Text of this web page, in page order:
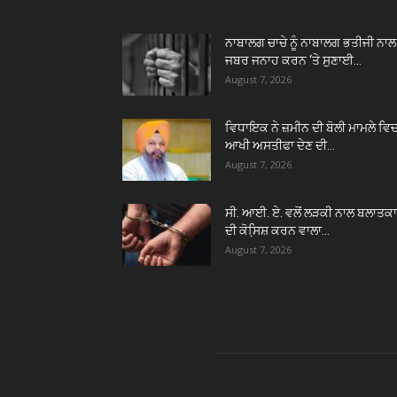
ਨਾਬਾਲਗ ਚਾਚੇ ਨੂੰ ਨਾਬਾਲਗ ਭਤੀਜੀ ਨਾਲ
ਜਬਰ ਜਨਾਹ ਕਰਨ ‘ਤੇ ਸੁਣਾਈ...
August 7, 2026
ਵਿਧਾਇਕ ਨੇ ਜ਼ਮੀਨ ਦੀ ਬੋਲੀ ਮਾਮਲੇ
ਆਖੀ ਅਸਤੀਫਾ ਦੇਣ ਦੀ...
August 7, 2026
ਸੀ. ਆਈ. ਏ. ਵਲੋਂ ਲੜਕੀ ਨਾਲ
ਦੀ ਕੋਸਿ਼ਸ਼ ਕਰਨ ਵਾਲਾ...
August 7, 2026